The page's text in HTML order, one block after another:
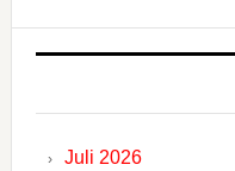
Juli 2026